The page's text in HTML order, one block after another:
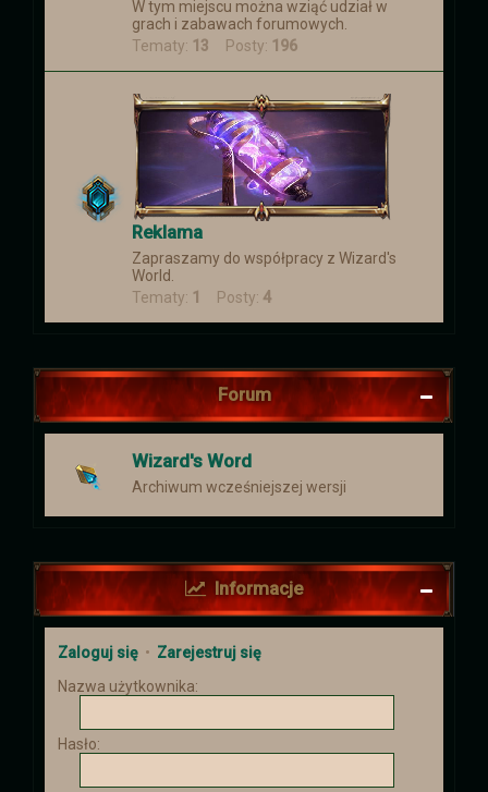
W tym miejscu można wziąć udział w
grach i zabawach forumowych.
Tematy: 13 Posty: 196
Reklama
Zapraszamy do współpracy z Wizard's
World.
Tematy: 1 Posty: 4
Forum
Wizard's Word
Archiwum wcześniejszej wersji
Informacje
Zaloguj się • Zarejestruj się
Nazwa użytkownika:
Hasło: